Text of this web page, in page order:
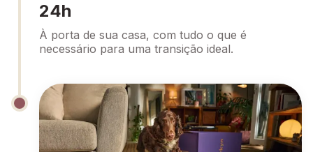
24h
À porta de sua casa, com tudo o que é
necessário para uma transição ideal.